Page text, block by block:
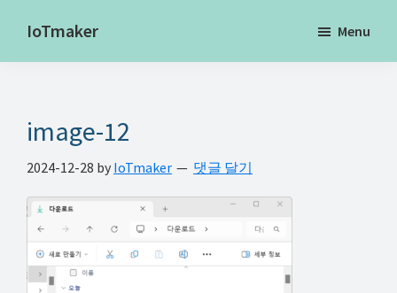
main
primary
footer
IoTmaker
터
대
한
모
든
Menu
image-12
2024-12-28 by IoTmaker 댓글 달기